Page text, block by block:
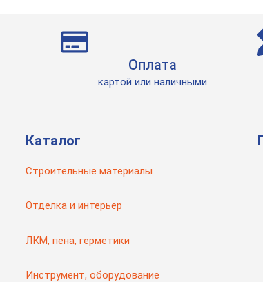
Оплата
картой или наличными
Каталог
Строительные материалы
Отделка и интерьер
ЛКМ, пена, герметики
Инструмент, оборудование